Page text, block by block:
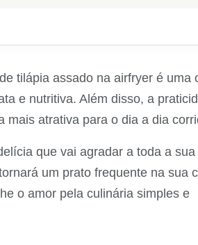
tilápia assado na airfryer é uma
e nutritiva. Além disso, a
mais atrativa para o dia a dia
que vai agradar a toda a
um prato frequente na sua
o amor pela culinária simples e